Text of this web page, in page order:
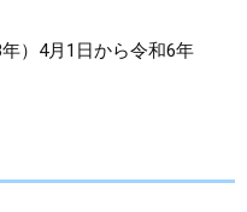
4月1日から令和6年